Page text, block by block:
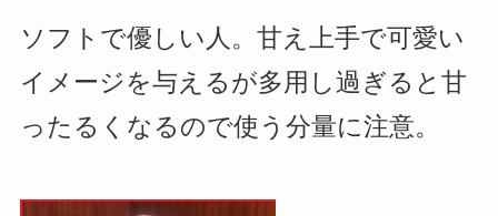
ソフトで優しい人。甘え上手で可愛い
イメージを与えるが多用し過ぎると甘
ったるくなるので使う分量に注意。